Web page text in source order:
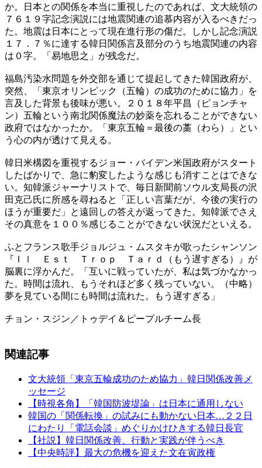
か。日本との関係を本当に重視したのであれば、文大統領の
７６１９字記念演説には地震関連の追慕内容が入るべきだっ
た。地震は日本にとって現在進行形の傷だ。しかし記念演説
１７．７％に達する韓日関係言及部分のうち地震関連の内容
は０字。「易地思之」が残念だ。
福島汚染水問題を外交部を通じて提起してきた韓国政府が、
突然、「東京オリンピック（五輪）の成功のために協力」を
言及した背景も後味が悪い。２０１８年平昌（ピョンチャ
ン）五輪という南北関係魔法の妙薬を忘れることができない
政府ではなかったか。「東京五輪＝最後の藁（わら）」とい
う心の内が透けて見える。
韓日米構図を重視するジョー・バイデン米国政府がスタート
したばかりで、急に豹変したような感じも消すことはできな
い。知韓派ジャーナリストで、毎日新聞前ソウル支局長の沢
田克己氏に所感を尋ねると「正しい言葉だが、今後の実行の
ほうが重要だ」と遠回しの答えが返ってきた。知韓派でさえ
その真意を１００％感じることができない状況だといえる。
ふとフランス歌手ジョルジュ・ムスタキが歌ったシャンソン
『Ｉｌ Ｅｓｔ Ｔｒｏｐ Ｔａｒｄ（もう遅すぎる）』が
脳裏に浮かんだ。「互いに戦っていたが、私は気づかなかっ
た。時間は流れ、もうそれほど多く残っていない。（中略）
夢を見ている間にも時間は流れた。もう遅すぎる」
チョン・スジン／トゥデイ＆ピープルチーム長
関連記事
文大統領「東京五輪成功のため協力」韓日関係改善メ
ッセージ
【時視各角】「韓国防波堤論」は日本に通用しない
韓国の「関係転換」の試みにも動かない日本…２２日
にわたり「電話会談」めぐりかけひきする韓日長官
【社説】韓日関係改善、行動と実践が伴うべき
【中央時評】最大の危機を迎えた文在寅政権